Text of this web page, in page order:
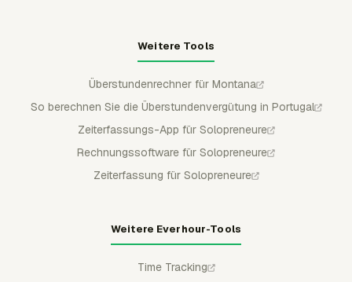
Weitere Tools
Überstundenrechner für Montana
So berechnen Sie die Überstundenvergütung in Portugal
Zeiterfassungs-App für Solopreneure
Rechnungssoftware für Solopreneure
Zeiterfassung für Solopreneure
Weitere Everhour-Tools
Time Tracking